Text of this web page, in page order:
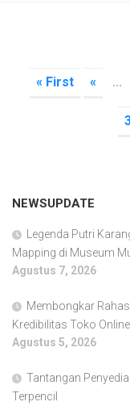
« First « ...
NEWSUPDATE
Legenda Putri
Mapping di Museum
Agustus 7, 2026
Membongkar
Kredibilitas Toko
Agustus 5, 2026
Tantangan
Terpencil